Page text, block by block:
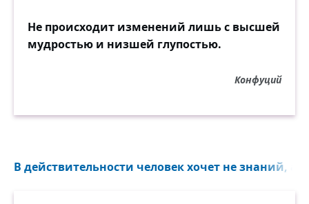
Не происходит изменений лишь с высшей
мудростью и низшей глупостью.
Конфуций
В действительности человек хочет не знаний, а